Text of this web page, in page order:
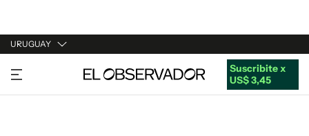
URUGUAY
URUGUAY
ARGENTINA
Suscribite x
US$ 3,45